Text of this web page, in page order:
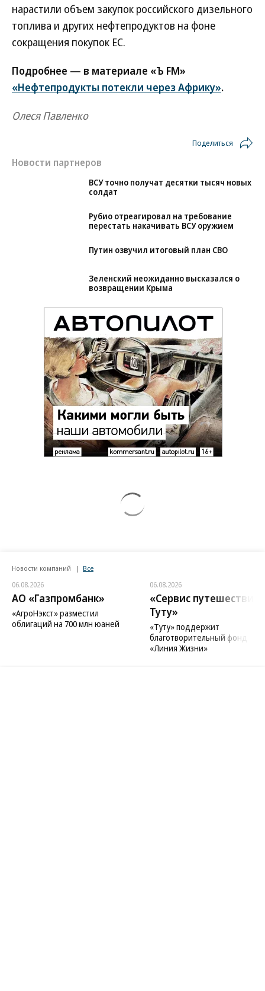
нарастили объем закупок российского дизельного
топлива и других нефтепродуктов на фоне
сокращения покупок ЕС.
Подробнее — в материале «Ъ FM»
«Нефтепродукты потекли через Африку».
Олеся Павленко
Поделиться
Новости партнеров
ВСУ точно получат десятки тысяч новых
солдат
Рубио отреагировал на требование
Зеленский неожиданно высказался о
возвращении Крыма
Новости компаний
06.08.2026
АО «Газпромбанк»
«АгроНэкст» разместил
06.08.2026
«Сервис путешествий
Туту»
«Туту» поддержит
благотворительный фонд